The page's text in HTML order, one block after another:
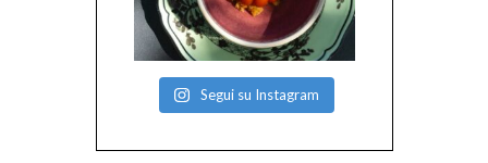
Segui su Instagram